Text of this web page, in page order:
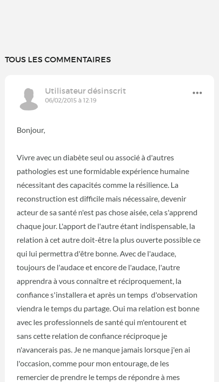
TOUS LES COMMENTAIRES
Utilisateur désinscrit
06/02/2015 à 12:19
Bonjour,
Vivre avec un diabète seul ou associé à d'autres
pathologies est une formidable expérience humaine
nécessitant des capacités comme la résilience. La
reconstruction est difficile mais nécessaire, devenir
acteur de sa santé n'est pas chose aisée, cela s'apprend
chaque jour. L'apport de l'autre étant indispensable, la
relation à cet autre doit-être la plus ouverte possible ce
qui lui permettra d'être bonne. Avec de l'audace,
toujours de l'audace et encore de l'audace, l'autre
apprendra à vous connaître et réciproquement, la
confiance s'installera et après un temps d'observation
viendra le temps du partage. Oui ma relation est bonne
avec les professionnels de santé qui m'entourent et
sans cette relation de confiance réciproque je
n'avancerais pas. Je ne manque jamais lorsque j'en ai
l'occasion, comme pour mon entourage, de les
remercier de prendre le temps de répondre à mes